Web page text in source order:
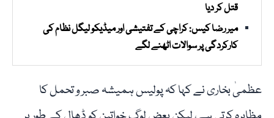
قتل کر دیا
میر رضا کیس: کراچی کے تفتیشی اور میڈیکو لیگل نظام کی
کارکردگی پر سوالات اٹھنے لگے
عظمیٰ بخاری نے کہا کہ پولیس ہمیشہ صبر و تحمل کا